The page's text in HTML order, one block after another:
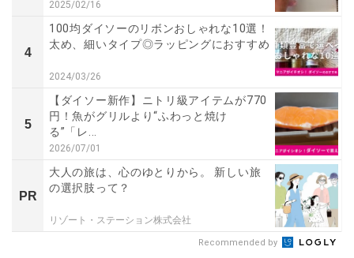
2025/02/16
4
100均ダイソーのリボンおしゃれな10選！
太め、細いタイプ◎ラッピングにおすすめ
2024/03/26
5
【ダイソー新作】ニトリ級アイテムが770
円！魚がグリルより“ふわっと焼け
る”「レ...
2026/07/01
PR
大人の旅は、心のゆとりから。 新しい旅
の選択肢って？
リゾート・ステーション株式会社
Recommended by